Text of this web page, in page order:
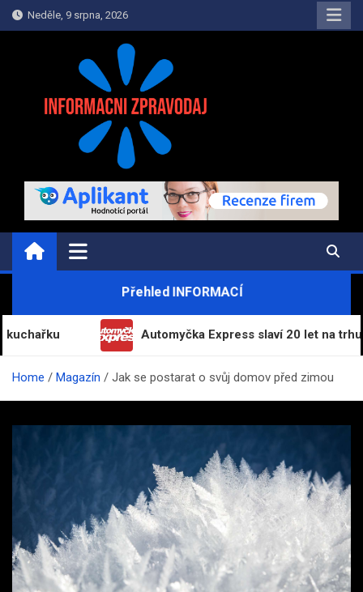
Skip
to
Neděle, 9 srpna, 2026
INFORMAČNÍ-ZPRAVODAJ.CZ
Informace a zpravodajství on-line
Přehled INFORMACÍ
Automyčka Express slaví 20 let na trhu novou
Home Magazín Jak se postarat o svůj domov před zimou